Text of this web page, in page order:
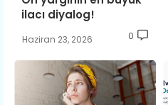
ilacı diyalog!
Haziran 23, 2026 0